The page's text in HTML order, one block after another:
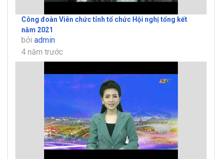
Công đoàn Viên chức tỉnh tổ chức Hội nghị tổng kết
năm 2021
bởi admin
4 năm trước